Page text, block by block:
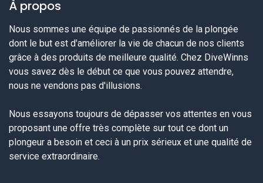
À propos
Nous sommes une équipe de passionnés de la plongée
dont le but est d'améliorer la vie de chacun de nos clients
grâce à des produits de meilleure qualité. Chez DiveWinns
vous savez dès le début ce que vous pouvez attendre,
nous ne vendons pas d'illusions.
Nous essayons toujours de dépasser vos attentes en vous
proposant une offre très complète sur tout ce dont un
plongeur a besoin et ceci à un prix sérieux et une qualité de
service extraordinaire.